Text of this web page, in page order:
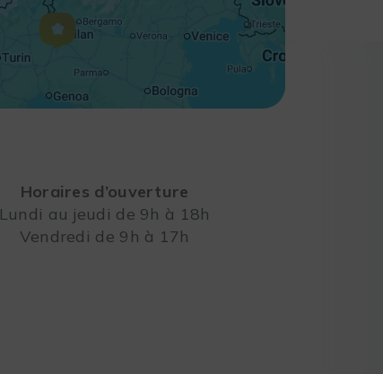
Horaires d’ouverture
Lundi au jeudi de 9h à 18h
Vendredi de 9h à 17h